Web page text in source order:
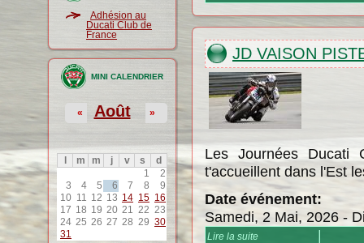
Adhésion au
Ducati Club de
France
MINI CALENDRIER
Août
« »
m m j v s
d
1
2
3
4 5 6 7 8
9
10 11 12 13 14 15 16
17 18 19 20 21 22 23
24 25 26 27 28 29 30
31
JD VAISON
Les Journées Ducati
t'accueillent dans l'Est
Date événement:
Samedi, 2 Mai, 2026 -
Lire la suite